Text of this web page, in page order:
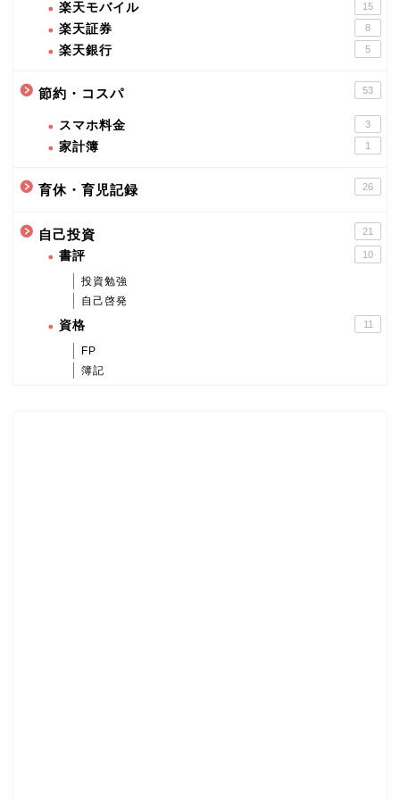
楽天モバイル 15
楽天証券 8
楽天銀行 5
節約・コスパ 53
スマホ料金 3
家計簿 1
育休・育児記録 26
自己投資 21
書評 10
投資勉強
自己啓発
資格 11
FP
簿記